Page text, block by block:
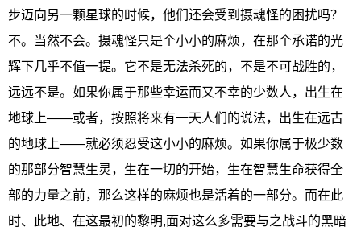
步迈向另一颗星球的时候，他们还会受到摄魂怪的困扰吗？
不。当然不会。摄魂怪只是个小小的麻烦，在那个承诺的光
辉下几乎不值一提。它不是无法杀死的，不是不可战胜的，
远远不是。如果你属于那些幸运而又不幸的少数人，出生在
地球上——或者，按照将来有一天人们的说法，出生在远古
的地球上——就必须忍受这小小的麻烦。如果你属于极少数
的那部分智慧生灵，生在一切的开始，生在智慧生命获得全
部的力量之前，那么这样的麻烦也是活着的一部分。而在此
时、此地、在这最初的黎明,面对这么多需要与之战斗的黑暗